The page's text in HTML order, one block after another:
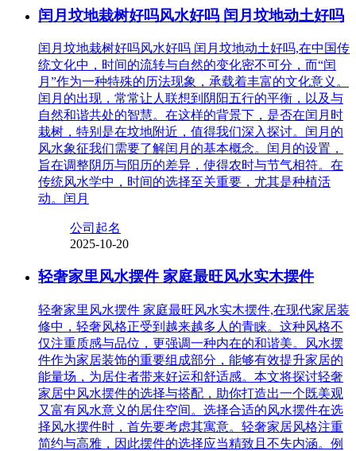
闰月坟地栽树好吗风水好吗 闰月坟地动土好吗
闰月坟地栽树好吗风水好吗 闰月坟地动土好吗,在中国传
统文化中，时间的流转与自然的变化密不可分，而“闰
月”作为一种特殊的历法现象，承载着丰富的文化意义。
闰月的出现，常常让人联想到阴阳五行的平衡，以及与
自然和谐共处的智慧。在这样的背景下，是否在闰月时
栽树，特别是在坟地附近，值得我们深入探讨。闰月的
风水象征我们需要了解闰月的基本概念。闰月的设置，
旨在调整阴历与阳历的差异，使得农时与节气相符。在
传统风水学中，时间的选择至关重要，尤其是种植活
动。闰月
公司起名
2025-10-20
轻奢家里风水摆件 家庭最旺风水实木摆件
轻奢家里风水摆件 家庭最旺风水实木摆件,在现代家居装
修中，轻奢风格正受到越来越多人的青睐。这种风格不
仅注重质感与品位，更强调一种内在的和谐美。风水摆
件作为家居装饰的重要组成部分，能够有效提升家居的
能量场，为居住者带来好运和舒适感。本文将探讨轻奢
家居中风水摆件的选择与搭配，助你打造出一个既美观
又富有风水意义的居住空间。选择合适的风水摆件在选
择风水摆件时，首先要考虑其寓意。轻奢家居风格注重
简约与高雅，因此摆件的选择应当精致且不失内涵。例